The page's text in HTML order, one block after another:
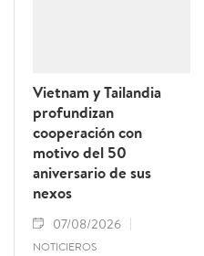
Vietnam y Tailandia
profundizan
cooperación con
motivo del 50
aniversario de sus
nexos
07/08/2026
NOTICIEROS